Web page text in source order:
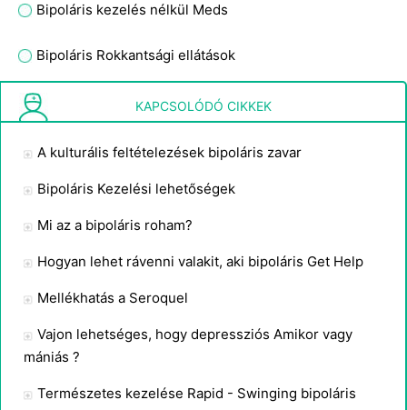
Bipoláris kezelés nélkül Meds
Bipoláris Rokkantsági ellátások
Információ Teenage bipoláris betegség
KAPCSOLÓDÓ CIKKEK
A kulturális feltételezések bipoláris zavar
Bipoláris Kezelési lehetőségek
Mi az a bipoláris roham?
Hogyan lehet rávenni valakit, aki bipoláris Get Help
Mellékhatás a Seroquel
Vajon lehetséges, hogy depressziós Amikor vagy
mániás ?
Természetes kezelése Rapid - Swinging bipoláris